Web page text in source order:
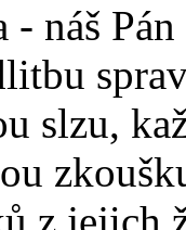
- náš
slzu,